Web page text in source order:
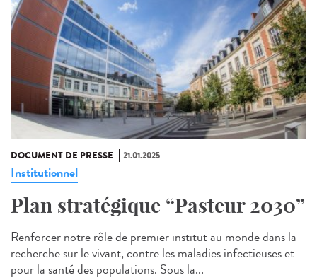
DOCUMENT DE PRESSE 21.01.2025
Institutionnel
Plan stratégique “Pasteur 2030”
Renforcer notre rôle de premier institut au monde dans la
recherche sur le vivant, contre les maladies infectieuses et
pour la santé des populations. Sous la...